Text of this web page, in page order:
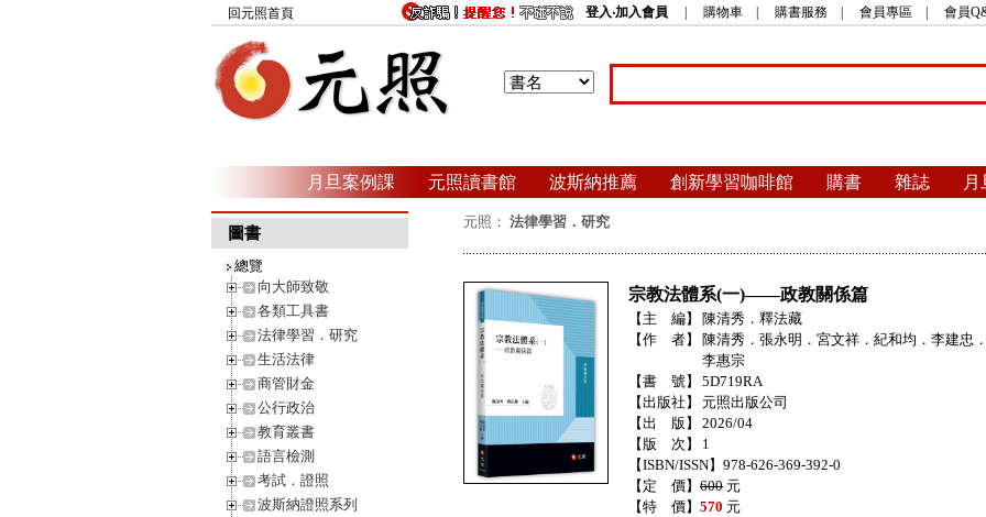
回元照首頁 登入‧加入會員 購物車 購書服務 會員專區 會員
月旦案例課 元照讀書館 波斯納推薦 創新學習咖啡館 購書 雜誌
圖書
總覽
向大師致敬
各類工具書
法律學習．研究
生活法律
商管財金
公行政治
教育叢書
語言檢測
考試．證照
波斯納證照系列
元照： 法律學習．研究
宗教法體系(一)——政教關係篇
【主 編】
陳清秀．釋法藏
【作 者】
陳清秀．張永明．宮文祥．紀和均．李建忠
李惠宗
【書 號】
5D719RA
【出版社】
元照出版公司
【出 版】
2026/04
【版 次】
1
【ISBN/ISSN】978-626-369-392-0
【定 價】 600 元
【特 價】 570 元